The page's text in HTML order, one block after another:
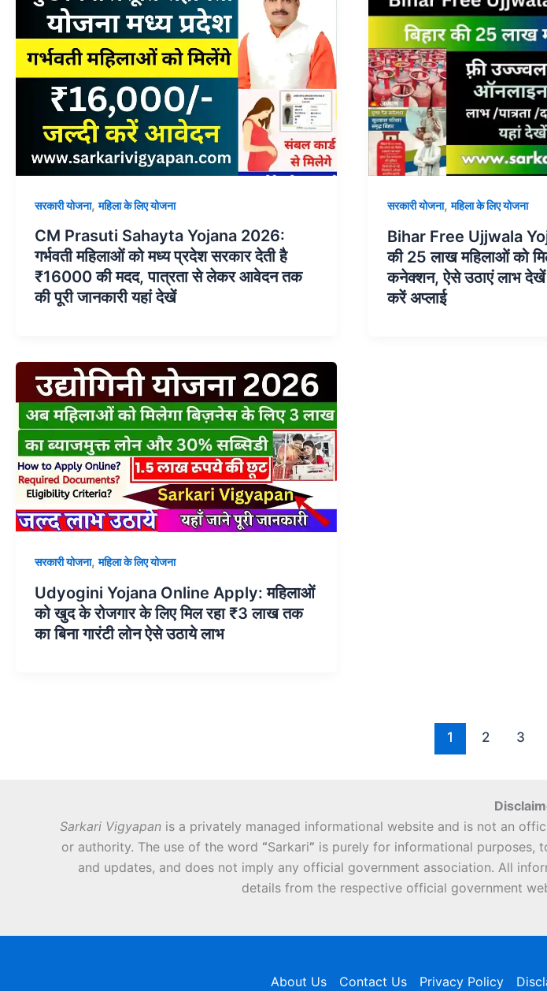
सरकारी योजना,महिला के लिए योजना
CM Prasuti Sahayta Yojana 2026:
गर्भवती महिलाओं को मध्य प्रदेश सरकार देती है
₹16000 की मदद, पात्रता से लेकर आवेदन तक
की पूरी जानकारी यहां देखें
सरकारी योजना,महिला के लिए योजना
Bihar Free Ujjwala
की 25 लाख महिलाओं को
कनेक्शन, ऐसे उठाएं लाभ देखें
करें अप्लाई
सरकारी योजना,महिला के लिए योजना
Udyogini Yojana Online Apply: महिलाओं
को खुद के रोजगार के लिए मिल रहा ₹3 लाख तक
का बिना गारंटी लोन ऐसे उठाये लाभ
1 2 3
Sarkari Vigyapan is a privately managed informational website and is not an
or authority. The use of the word “Sarkari” is purely for informational purposes,
and updates, and does not imply any official government association. All
details from the respective official government
About Us Contact Us Privacy Policy